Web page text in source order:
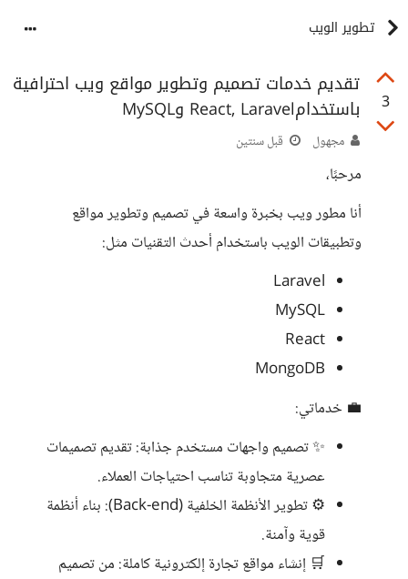
تطوير الويب
3
تقديم خدمات تصميم وتطوير مواقع ويب احترافية
باستخدامReact, Laravel وMySQL
مجهول قبل سنتين
مرحبًا،
أنا مطور ويب بخبرة واسعة في تصميم وتطوير مواقع
وتطبيقات الويب باستخدام أحدث التقنيات مثل:
Laravel
MySQL
React
MongoDB
💼 خدماتي:
✨ تصميم واجهات مستخدم جذابة: تقديم تصميمات
عصرية متجاوبة تناسب احتياجات العملاء.
⚙️ تطوير الأنظمة الخلفية (Back-end): بناء أنظمة
قوية وآمنة.
🛒 إنشاء مواقع تجارة إلكترونية كاملة: من تصميم